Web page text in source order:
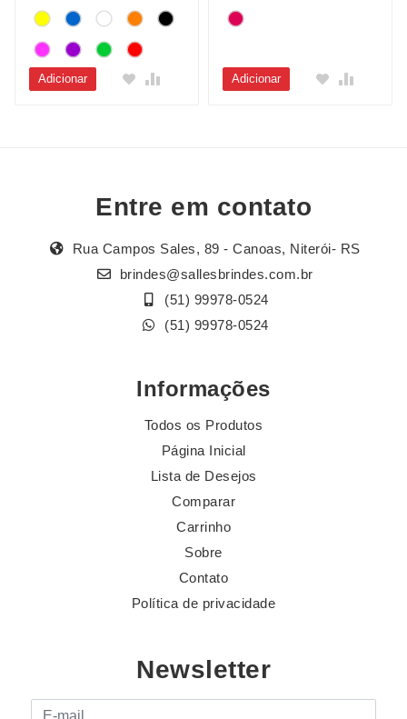
Adicionar Adicionar
Entre em contato
Rua Campos Sales, 89 - Canoas, Niterói- RS
brindes@sallesbrindes.com.br
(51) 99978-0524
(51) 99978-0524
Informações
Todos os Produtos
Página Inicial
Lista de Desejos
Comparar
Carrinho
Sobre
Contato
Política de privacidade
Newsletter
E-mail